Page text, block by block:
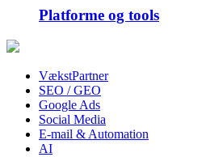
Platforme og tools
VækstPartner
SEO / GEO
Google Ads
Social Media
E-mail & Automation
AI